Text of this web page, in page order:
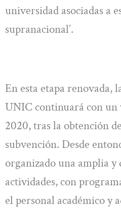
universidad asociadas a
supranacional’.
En esta etapa renovada,
UNIC continuará con
2020, tras la obtención
subvención. Desde
organizado una amplia y
actividades, con
el personal académico y